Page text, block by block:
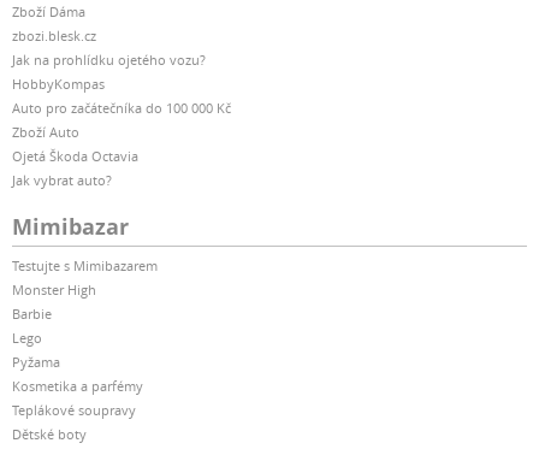
Zboží Dáma
zbozi.blesk.cz
Jak na prohlídku ojetého vozu?
HobbyKompas
Auto pro začátečníka do 100 000 Kč
Zboží Auto
Ojetá Škoda Octavia
Jak vybrat auto?
Mimibazar
Testujte s Mimibazarem
Monster High
Barbie
Lego
Pyžama
Kosmetika a parfémy
Teplákové soupravy
Dětské boty